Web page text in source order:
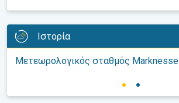
Ιστορία
Μετεωρολογικός σταθμός Marknesse